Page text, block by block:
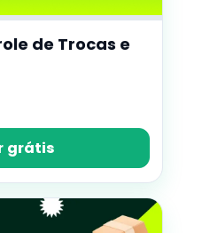
de Trocas e
grátis